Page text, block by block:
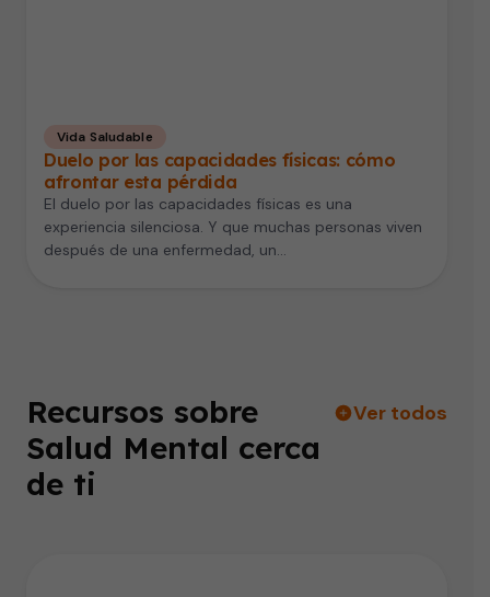
Vida Saludable
Duelo por las capacidades físicas: cómo
afrontar esta pérdida
El duelo por las capacidades físicas es una
experiencia silenciosa. Y que muchas personas viven
después de una enfermedad, un…
Recursos sobre
Salud Mental cerca
de ti
Ver todos